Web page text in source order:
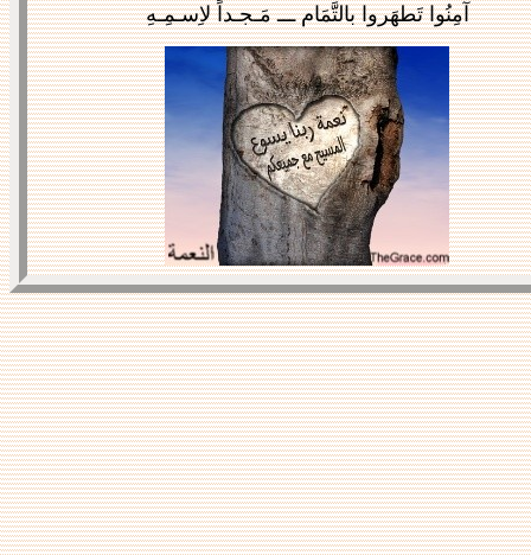
آمِنُوا تَطهَروا بالتَّمَام ـــ مَـجـداً لاِسـمِـهِ